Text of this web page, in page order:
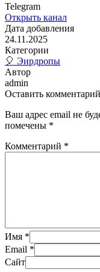
Telegram
Открыть канал
Дата добавления
24.11.2025
Категории
🎈 Эирдропы
Автор
admin
Оставить комментарий
Ваш адрес email не
помечены *
Комментарий *
Имя *
Email *
Сайт